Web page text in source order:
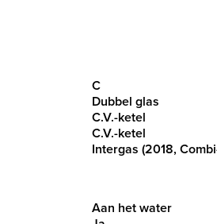
speeltuin, actieve
Naast de woning is er
op het 'normale'
C
Dubbel glas
C.V.-ketel
C.V.-ketel
Intergas (2018,
Aan het water